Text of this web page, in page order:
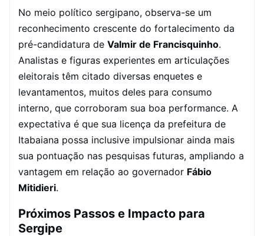
No meio político sergipano, observa-se um
reconhecimento crescente do fortalecimento da
pré-candidatura de Valmir de Francisquinho.
Analistas e figuras experientes em articulações
eleitorais têm citado diversas enquetes e
levantamentos, muitos deles para consumo
interno, que corroboram sua boa performance. A
expectativa é que sua licença da prefeitura de
Itabaiana possa inclusive impulsionar ainda mais
sua pontuação nas pesquisas futuras, ampliando a
vantagem em relação ao governador Fábio
Mitidieri.
Próximos Passos e Impacto para
Sergipe